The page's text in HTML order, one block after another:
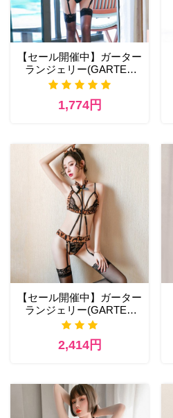
【セール開催中】ガーター
ランジェリー(GARTER
LINGERIE) 474bl 熟女 エ
1,774円
【セール開催中】ガーター
ランジェリー(GARTER
LINGERIE) 459le セクシー
着
2,414円